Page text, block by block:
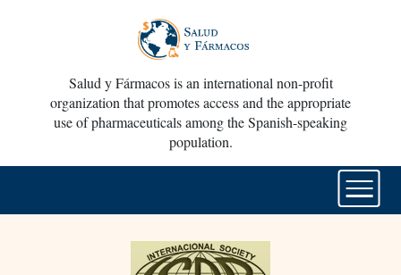
Salud y Fármacos is an international non-profit
organization that promotes access and the appropriate
use of pharmaceuticals among the Spanish-speaking
population.